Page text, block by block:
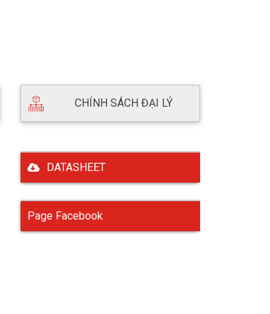
CHÍNH SÁCH ĐẠI LÝ
DATASHEET
Page Facebook